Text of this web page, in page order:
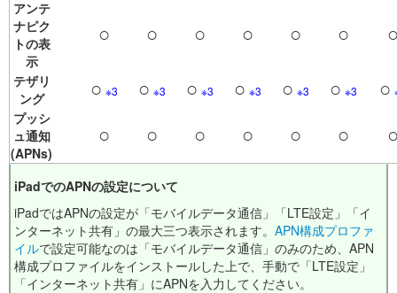
アンテ
ナピク
トの表
示
○ ○ ○ ○ ○ ○
テザリ
ング
○ ※3 ○ ※3 ○ ※3 ○ ※3 ○ ※3 ○ ※3 ○
プッシ
ュ通知
(APNs)
○ ○ ○ ○ ○ ○
iPadでのAPNの設定について
iPadではAPNの設定が「モバイルデータ通信」「LTE設定」「イ
ンターネット共有」の最大三つ表示されます。 APN構成プロファ
イルで設定可能なのは「モバイルデータ通信」のみのため、APN
構成プロファイルをインストールした上で、手動で「LTE設定」
「インターネット共有」にAPNを入力してください。